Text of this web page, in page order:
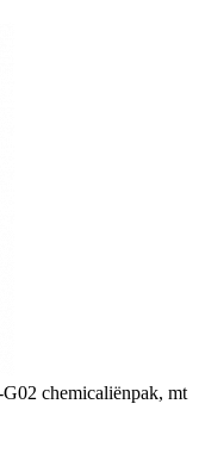
chemicaliënpak, mt